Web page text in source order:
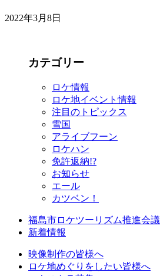
2022年3月8日
カテゴリー
ロケ情報
ロケ地イベント情報
注目のトピックス
雪国
アライブフーン
ロケハン
免許返納!?
お知らせ
エール
カツベン！
福島市ロケツーリズム推進会議
新着情報
映像制作の皆様へ
ロケ地めぐりをしたい皆様へ